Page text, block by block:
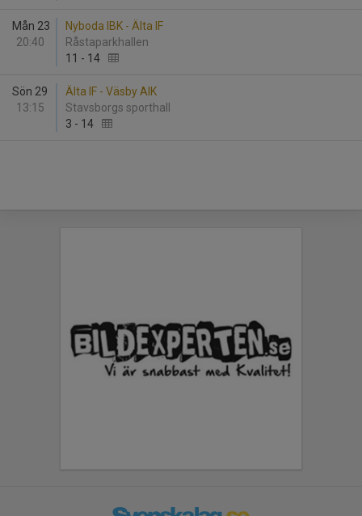
Mån 23
20:40
Nyboda IBK - Älta IF
Råstaparkhallen
11 - 14
Sön 29
13:15
Älta IF - Väsby AIK
Stavsborgs sporthall
3 - 14